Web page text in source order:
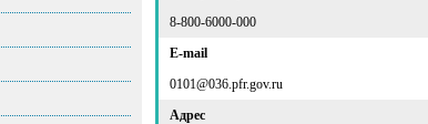
8-800-6000-000
E-mail
0101@036.pfr.gov.ru
Адрес